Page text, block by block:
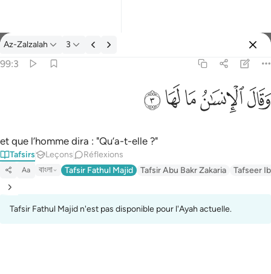
Tafsir: Az-Zalzalah 99:3
Az-Zalzalah 3
99:3
ﱾﱿﲀﲁﲂ
et que l’homme dira : "Qu’a-t-elle ?"
Tafsirs Leçons Réflexions
Aa বাংলা Tafsir Fathul Majid Tafsir Abu Bakr Zakaria Tafseer
Tafsir Fathul Majid n'est pas disponible pour l'Ayah actuelle.